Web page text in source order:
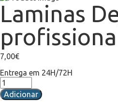
Laminas
7,00€
Entrega em 24H/72H
Adicionar